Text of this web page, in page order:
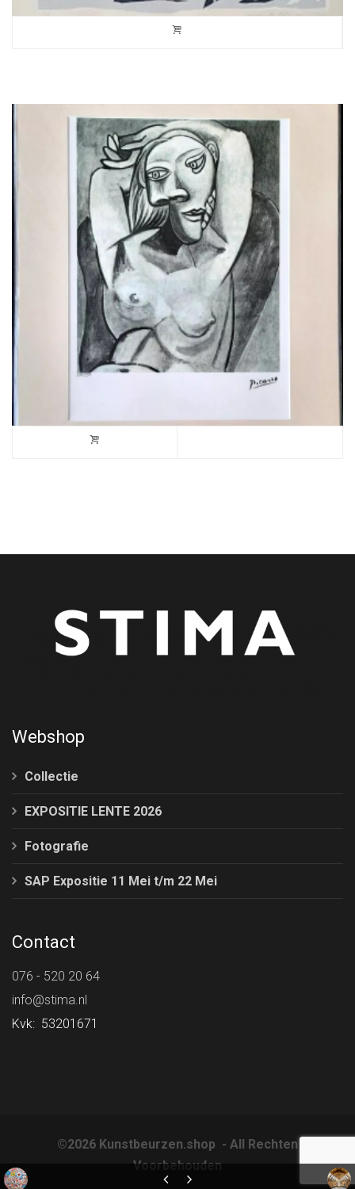
Webshop
Collectie
EXPOSITIE LENTE 2026
Fotografie
SAP Expositie 11 Mei t/m 22 Mei
Contact
076 - 520 20 64
info@stima.nl
Kvk: 53201671
©2026 Kunstbeurzen.shop - All Rechten
Voorbehouden